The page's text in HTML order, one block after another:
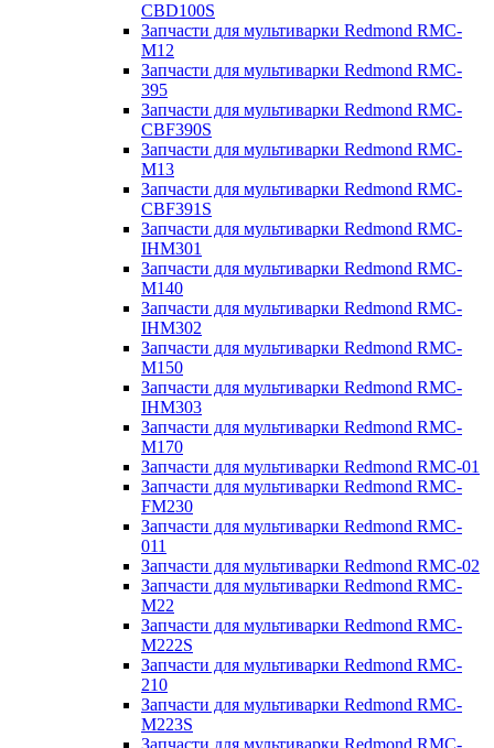
CBD100S
Запчасти для мультиварки Redmond RMC-
M12
Запчасти для мультиварки Redmond RMC-
395
Запчасти для мультиварки Redmond RMC-
CBF390S
Запчасти для мультиварки Redmond RMC-
M13
Запчасти для мультиварки Redmond RMC-
CBF391S
Запчасти для мультиварки Redmond RMC-
IHM301
Запчасти для мультиварки Redmond RMC-
M140
Запчасти для мультиварки Redmond RMC-
IHM302
Запчасти для мультиварки Redmond RMC-
M150
Запчасти для мультиварки Redmond RMC-
IHM303
Запчасти для мультиварки Redmond RMC-
M170
Запчасти для мультиварки Redmond RMC-01
Запчасти для мультиварки Redmond RMC-
FM230
Запчасти для мультиварки Redmond RMC-
011
Запчасти для мультиварки Redmond RMC-02
Запчасти для мультиварки Redmond RMC-
M22
Запчасти для мультиварки Redmond RMC-
M222S
Запчасти для мультиварки Redmond RMC-
210
Запчасти для мультиварки Redmond RMC-
M223S
Запчасти для мультиварки Redmond RMC-